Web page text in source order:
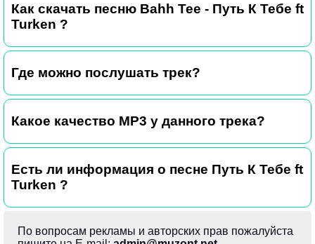
Как скачать песню Bahh Tee - Путь К Тебе ft
Turken ?
Где можно послушать трек?
Какое качество MP3 у данного трека?
Есть ли информация о песне Путь К Тебе ft
Turken ?
По вопросам рекламы и авторских прав пожалуйста